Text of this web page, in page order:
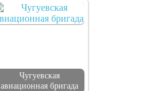
Чугуевская
авиационная бригада